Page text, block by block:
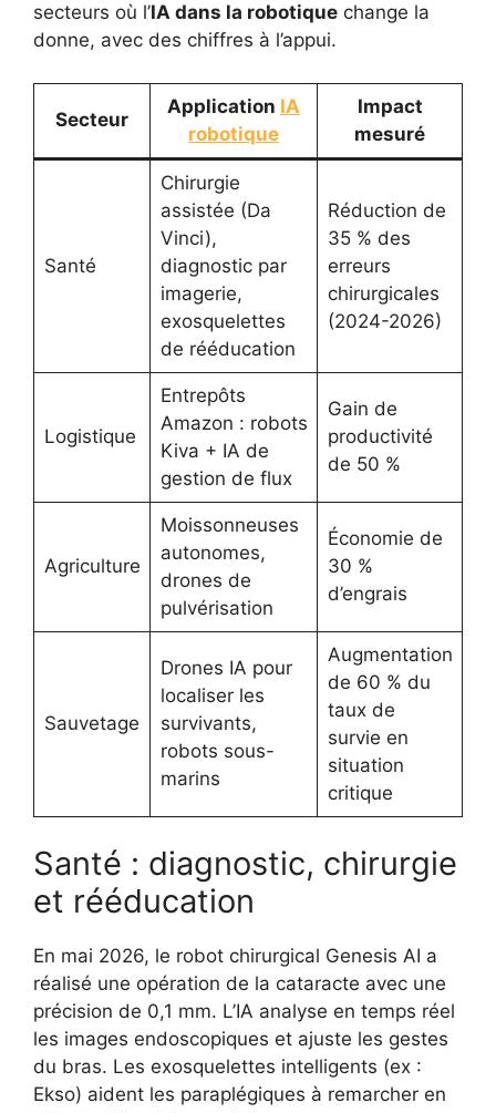
secteurs où l’IA dans la robotique change la
donne, avec des chiffres à l’appui.
Secteur
Application IA
robotique
Impact
mesuré
Santé
Chirurgie
assistée (Da
Vinci),
diagnostic par
imagerie,
exosquelettes
de rééducation
Réduction de
35 % des
erreurs
chirurgicales
(2024-2026)
Logistique
Entrepôts
Amazon : robots
Kiva + IA de
gestion de flux
Gain de
productivité
de 50 %
Agriculture
Moissonneuses
autonomes,
drones de
pulvérisation
Économie de
30 %
d’engrais
Sauvetage
Drones IA pour
localiser les
survivants,
robots sous-
marins
Augmentation
de 60 % du
taux de
survie en
situation
critique
Santé : diagnostic, chirurgie
et rééducation
En mai 2026, le robot chirurgical Genesis AI a
réalisé une opération de la cataracte avec une
précision de 0,1 mm. L’IA analyse en temps réel
les images endoscopiques et ajuste les gestes
du bras. Les exosquelettes intelligents (ex :
Ekso) aident les paraplégiques à remarcher en